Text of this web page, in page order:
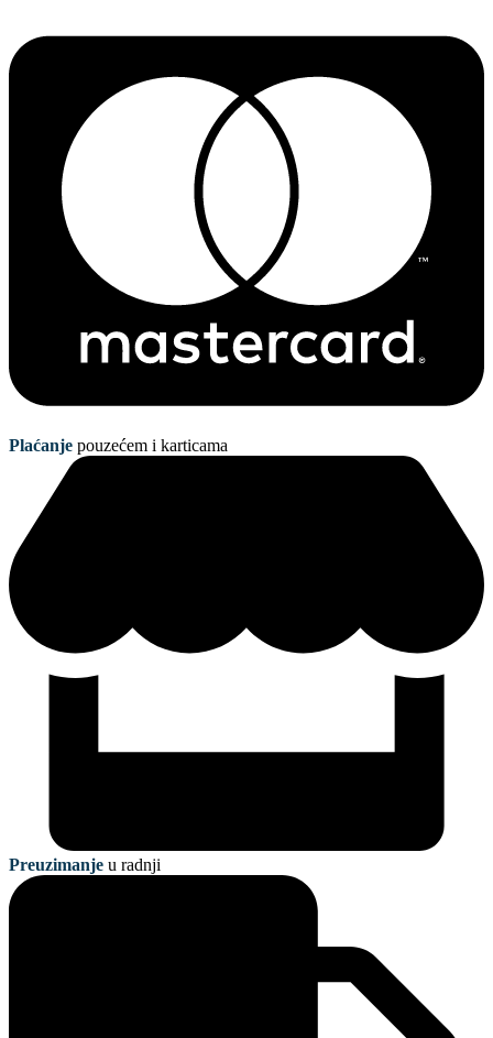
Plaćanje pouzećem i karticama
Preuzimanje u radnji